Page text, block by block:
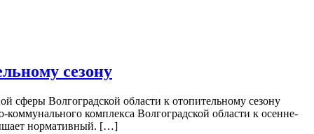
сезону
Волгоградской области к отопительному сезону
комплекса Волгоградской области к осенне-
нормативный. […]